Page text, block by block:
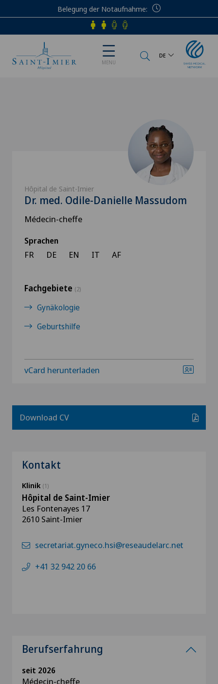
Belegung der Notaufnahme
Telefon
MENU
DE
Hôpital de Saint-Imier
Dr. med. Odile-Danielle Massudom
Médecin-cheffe
Sprachen
FR DE EN IT AF
Fachgebiete (2)
Gynäkologie
Geburtshilfe
vCard herunterladen
Download CV
Kontakt
Klinik (1)
Hôpital de Saint-Imier
Les Fontenayes 17
2610 Saint-Imier
secretariat.gyneco.hsi@reseaudelarc.net
+41 32 942 20 66
Berufserfahrung
seit 2026
Médecin-cheffe